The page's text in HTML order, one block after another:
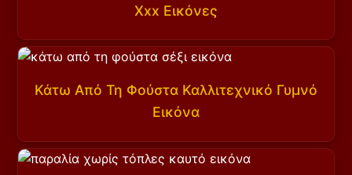
Xxx Εικόνες
Κάτω Από Τη Φούστα Καλλιτεχνικό Γυμνό
Εικόνα